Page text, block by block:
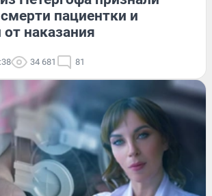
пациентки и
наказания
34 681 81